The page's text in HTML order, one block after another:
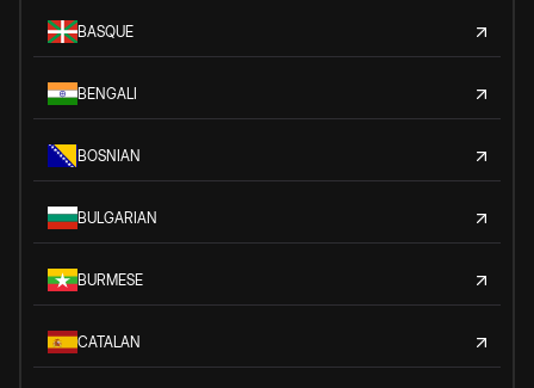
BASQUE
BENGALI
BOSNIAN
BULGARIAN
BURMESE
CATALAN